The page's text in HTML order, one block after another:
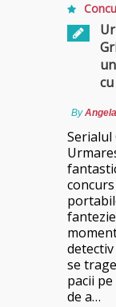
ByAngela
Serialul
se
pacii
de a…